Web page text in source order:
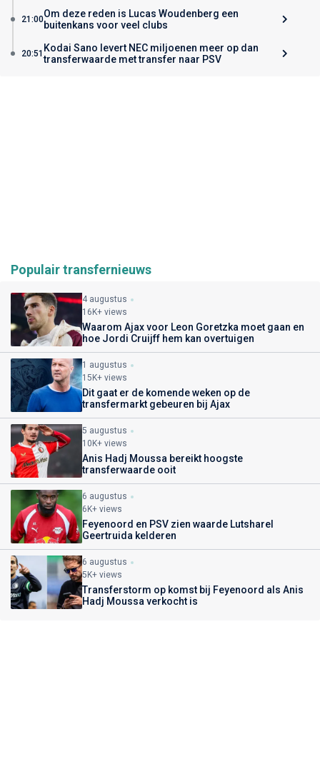
21:00Om deze reden is Lucas Woudenberg een
buitenkans voor veel clubs
20:51 Kodai Sano levert NEC miljoenen meer op dan
transferwaarde met transfer naar PSV
Populair transfernieuws
4 augustus
16K+ views
Waarom Ajax voor Leon Goretzka moet gaan en
hoe Jordi Cruijff hem kan overtuigen
1 augustus
15K+ views
Dit gaat er de komende weken op de
transfermarkt gebeuren bij Ajax
5 augustus
10K+ views
Anis Hadj Moussa bereikt hoogste
transferwaarde ooit
6 augustus
6K+ views
Feyenoord en PSV zien waarde Lutsharel
Geertruida kelderen
6 augustus
5K+ views
Transferstorm op komst bij Feyenoord als Anis
Hadj Moussa verkocht is